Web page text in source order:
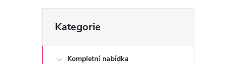
o
kategorie
Kategorie
Kompletní nabídka